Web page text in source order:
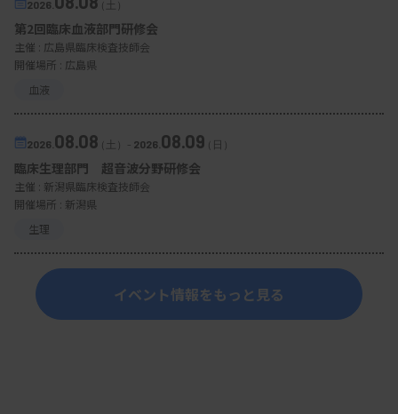
2026. （土）
第2回臨床血液部門研修会
主催 : 広島県臨床検査技師会
開催場所 : 広島県
血液
2026. 08.08（土） - 2026. 08.09 （日）
臨床生理部門 超音波分野研修会
主催 : 新潟県臨床検査技師会
開催場所 : 新潟県
生理
イベント情報をもっと見る